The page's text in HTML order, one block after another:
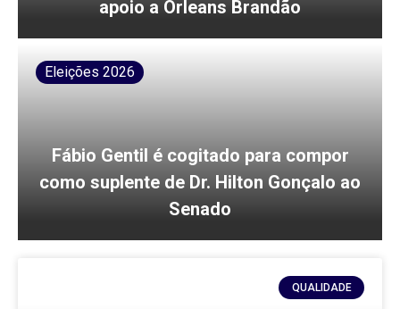
apoio a Orleans Brandão
Eleições 2026
Fábio Gentil é cogitado para compor
como suplente de Dr. Hilton Gonçalo ao
Senado
QUALIDADE